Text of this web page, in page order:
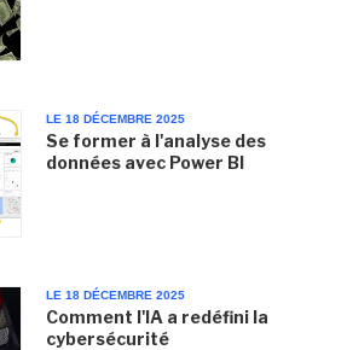
LE 18 DÉCEMBRE 2025
Se former à l'analyse des
données avec Power BI
LE 18 DÉCEMBRE 2025
Comment l'IA a redéfini la
cybersécurité